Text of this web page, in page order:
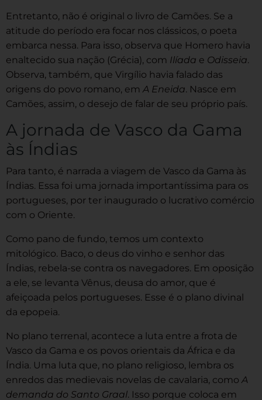
Entretanto, não é original o livro de Camões. Se a
atitude do período era focar nos clássicos, o poeta
embarca nessa. Para isso, observa que Homero havia
enaltecido sua nação (Grécia), com Ilíada e Odisseia.
Observa, também, que Virgílio havia falado das
origens do povo romano, em A Eneida. Nasce em
Camões, assim, o desejo de falar de seu próprio país.
A jornada de Vasco da Gama
às Índias
Para tanto, é narrada a viagem de Vasco da Gama às
Índias. Essa foi uma jornada importantíssima para os
portugueses, por ter inaugurado o lucrativo comércio
com o Oriente.
Como pano de fundo, temos um contexto
mitológico. Baco, o deus do vinho e senhor das
Índias, rebela-se contra os navegadores. Em oposição
a ele, se levanta Vênus, deusa do amor, que é
afeiçoada pelos portugueses. Esse é o plano divinal
da epopeia.
No plano terrenal, acontece a luta entre a frota de
Vasco da Gama e os povos orientais da África e da
Índia. Uma luta que, no plano religioso, lembra os
enredos das medievais novelas de cavalaria, como A
demanda do Santo Graal. Isso porque coloca em